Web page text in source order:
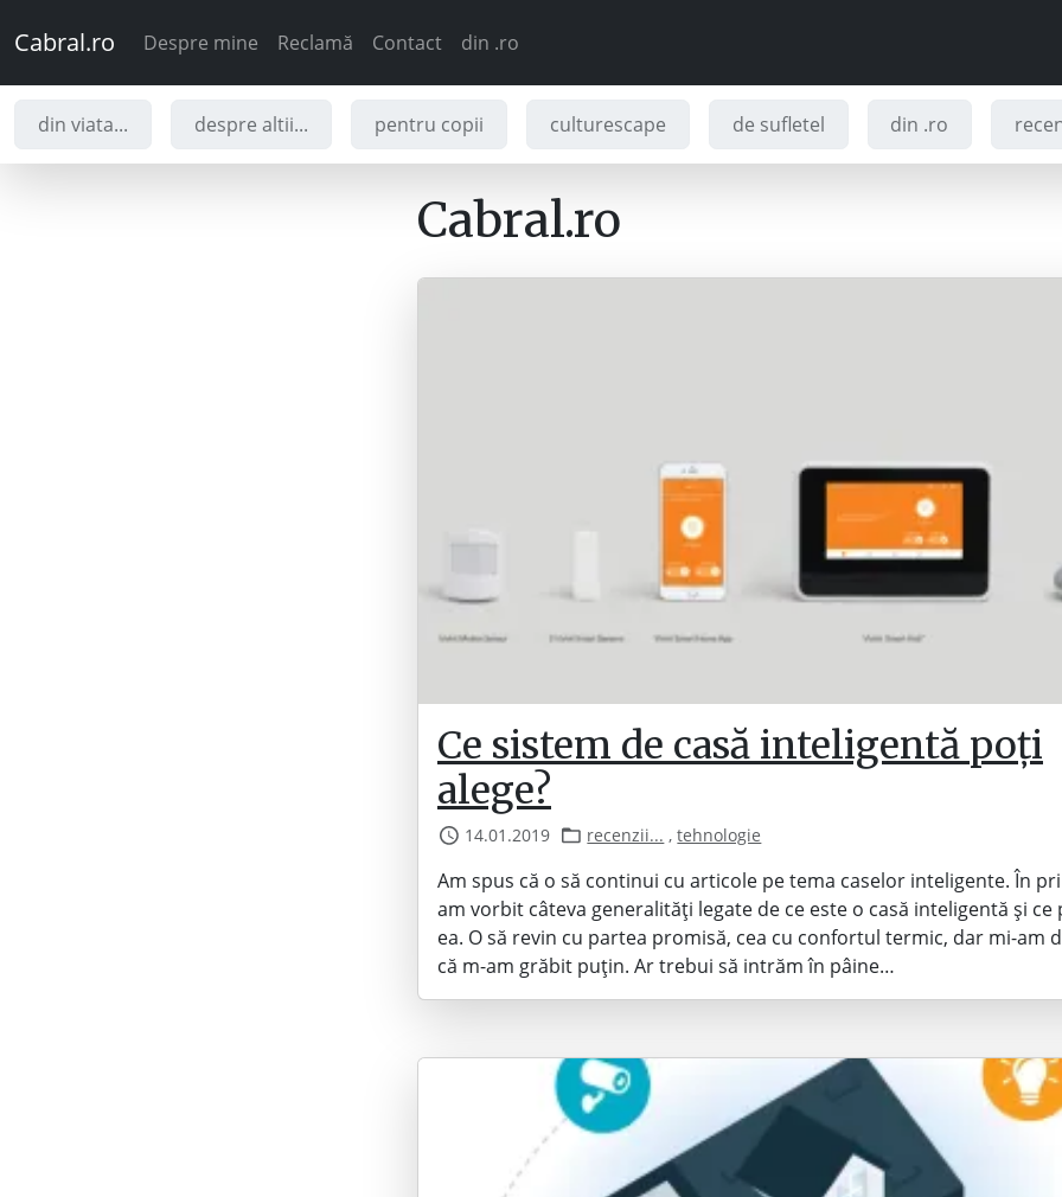
Cabral.ro Despre mine Reclamă Contact din .ro
din viata... despre altii... pentru copii culturescape de sufletel din .ro
Cabral.ro
Ce sistem de casă inteligentă poți
alege?
14.01.2019 recenzii... ,tehnologie
Am spus că o să continui cu articole pe tema caselor inteligente. În
am vorbit câteva generalități legate de ce este o casă inteligentă și ce
ea. O să revin cu partea promisă, cea cu confortul termic, dar mi-am
că m-am grăbit puțin. Ar trebui să intrăm în pâine…